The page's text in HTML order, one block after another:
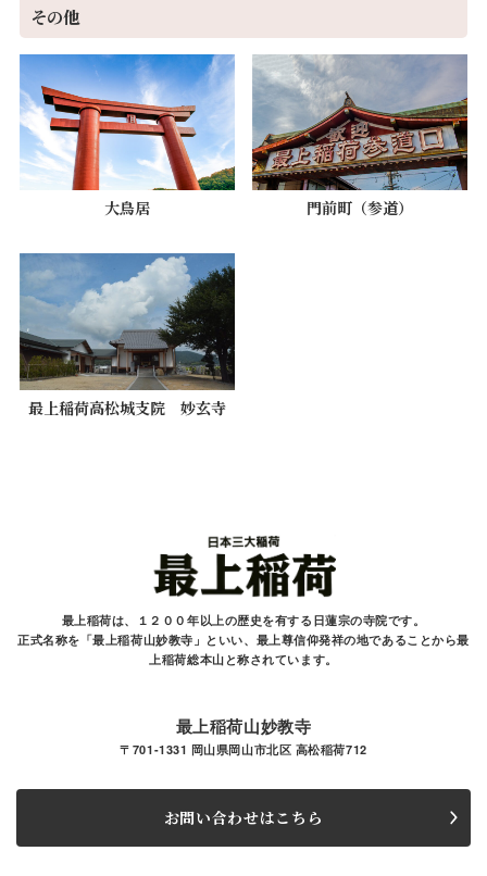
その他
大鳥居 門前町（参道）
最上稲荷高松城支院 妙玄寺
最上稲荷は、１２００年以上の歴史を有する 日蓮宗の寺院です。
正式名称を「最上稲荷山妙教寺」といい、最上尊信仰発祥の地であることから最
上稲荷総本山と称されています。
最上稲荷山妙教寺
〒701-1331 岡山県岡山市北区 高松稲荷712
お問い合わせはこちら